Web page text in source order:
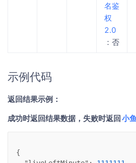
名鉴
权
2.0
：否
示例代码
返回结果示例：
成功时返回结果数据，失败时返回小
{